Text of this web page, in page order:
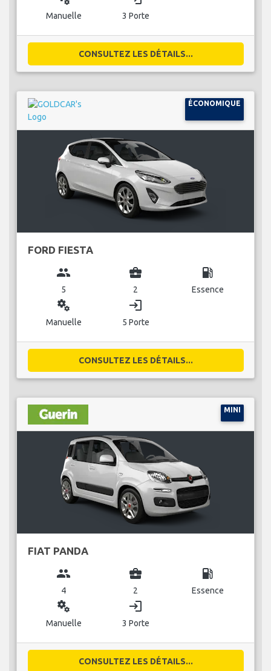
Manuelle 3 Porte
CONSULTEZ LES DÉTAILS...
ÉCONOMIQUE
FORD FIESTA
group
5
business_center
2
local_gas_station
Essence
miscellaneous_services
Manuelle
login
5 Porte
CONSULTEZ LES DÉTAILS...
MINI
FIAT PANDA
group
4
business_center
2
local_gas_station
Essence
miscellaneous_services
Manuelle
login
3 Porte
CONSULTEZ LES DÉTAILS...